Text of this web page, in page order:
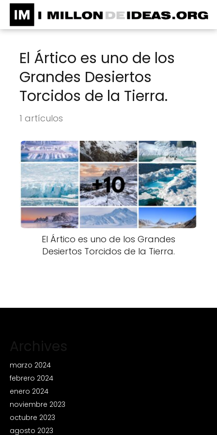
El Ártico es uno de los
Grandes Desiertos
Torcidos de la Tierra.
1 artículos
El Ártico es uno de los Grandes
Desiertos Torcidos de la Tierra.
Archives
marzo 2024
febrero 2024
enero 2024
noviembre 2023
octubre 2023
agosto 2023